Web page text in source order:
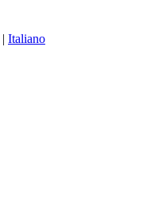
| Italiano